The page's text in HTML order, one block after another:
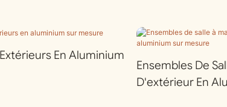
En Aluminium
Ensembles De
D'extérieur En